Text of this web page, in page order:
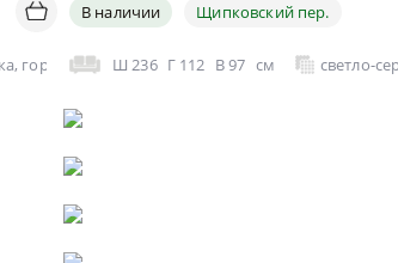
горчично-желтый
В наличии Щипковский пер.
Ш 236 Г 112 В97 см светло-